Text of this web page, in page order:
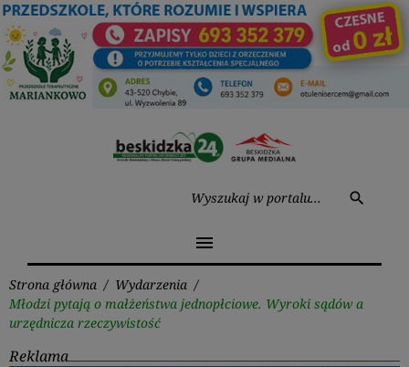
Przejdź
do
treści
search
menu
Strona główna / Wydarzenia /
Młodzi pytają o małżeństwa jednopłciowe. Wyroki sądów a
urzędnicza rzeczywistość
Reklama